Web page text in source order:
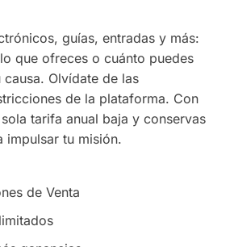
guías, entradas y más:
que ofreces o cuánto puedes
Olvídate de las
de la plataforma. Con
tarifa anual baja y conservas
impulsar tu misión.
de Venta